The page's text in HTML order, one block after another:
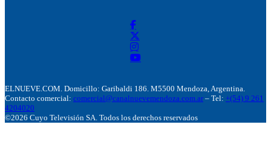
ELNUEVE.COM. Domicillo: Garibaldi 186. M5500 Mendoza, Argentina.
Contacto comercial: comercial@canalnuevemendoza.com.ar – Tel: +(54) 9 261
4204020
©2026 Cuyo Televisión SA. Todos los derechos reservados